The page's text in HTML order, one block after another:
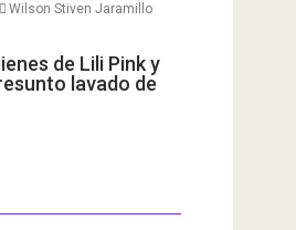
Wilson Stiven Jaramillo
de Lili Pink y
lavado de